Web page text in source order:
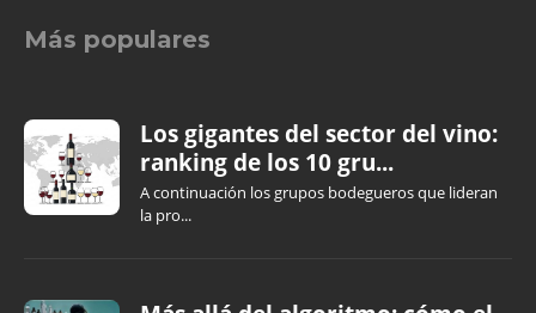
Más populares
Los gigantes del sector del vino:
ranking de los 10 gru...
A continuación los grupos bodegueros que lideran
la pro...